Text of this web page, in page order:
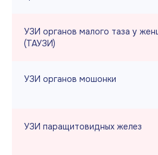
УЗИ органов малого таза у
(ТАУЗИ)
УЗИ органов мошонки
УЗИ паращитовидных желез